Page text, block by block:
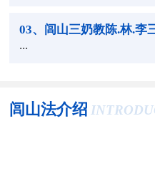
03、闾山三奶教陈.林.李
...
闾山法介绍